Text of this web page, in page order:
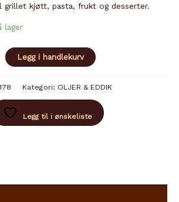
grillet kjøtt, pasta, frukt og desserter.
lager
Legg i handlekurv
Kategori: OLJER & EDDIK
Legg til i ønskeliste